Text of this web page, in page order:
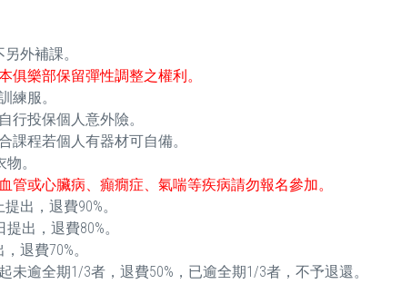
外補課。
俱樂部保留彈性調整之權利。
練服。
行投保個人意外險。
課程若個人有器材可自備。
。
管或心臟病、癲癇症、氣喘等疾病請勿報名參加。
出，退費90%。
出，退費80%。
退費70%。
逾全期1/3者，退費50%，已逾全期1/3者，不予退還。